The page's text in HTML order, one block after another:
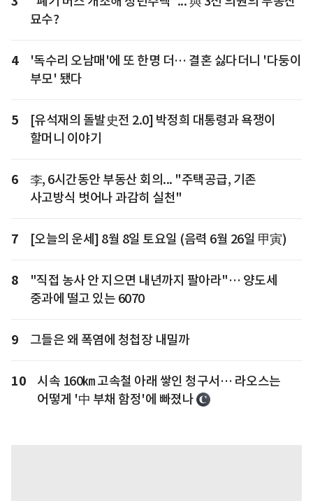
묘수?
4
'독수리 오남매'에 또 한명 더… 결혼 싫다더니 '다둥이
부모' 됐다
5
[유석재의 돌발史전 2.0] 박정희 대통령과 욕쟁이
할머니 이야기
6
李, 6시간동안 부동산 회의... "주택공급, 기존
사고방식 벗어나 과감히 실천"
7 [오늘의 운세] 8월 8일 토요일 (음력 6월 26일 甲寅)
8
"직접 농사 안 지으면 내년까지 팔아라"… 양도세
중과에 떨고 있는 6070
9 그들은 왜 폭염에 청첩장 내밀까
10
시속 160㎞ 고속철 아래 쌓인 청구서… 라오스는
어떻게 '中 부채 함정'에 빠졌나